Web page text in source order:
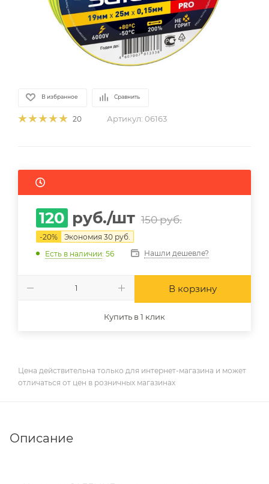
В избранное Сравнить
20 Артикул: 06163
120 руб./шт 150руб.
-20% Экономия 30 руб.
Есть в наличии: 56 Нашли дешевле?
В корзину
Купить в 1 клик
Цена действительна только для интернет-магазина и может
отличаться от цен в розничных магазинах
Описание